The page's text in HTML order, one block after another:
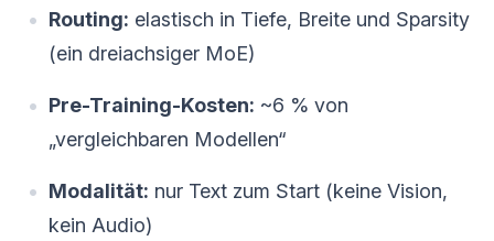
Routing: elastisch in Tiefe, Breite und Sparsity
(ein dreiachsiger MoE)
Pre-Training-Kosten: ~6 % von
„vergleichbaren Modellen“
Modalität: nur Text zum Start (keine Vision,
kein Audio)